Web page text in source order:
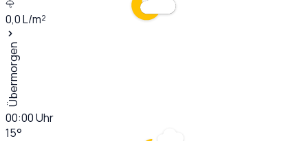
0,0L/m²
Übermorgen
00:00Uhr
15°